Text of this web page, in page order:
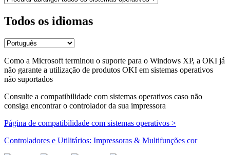
Todos os idiomas
Como a Microsoft terminou o suporte para o Windows XP, a OKI já
não garante a utilização de produtos OKI em sistemas operativos
não suportados
Consulte a compatibilidade com sistemas operativos caso não
consiga encontrar o controlador da sua impressora
Página de compatibilidade com sistemas operativos >
Controladores e Utilitários: Impressoras & Multifunções cor